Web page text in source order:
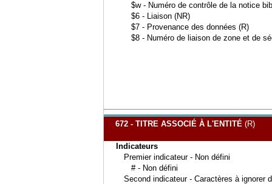
$w - Numéro de contrôle de la notice
$6 - Liaison (NR)
$7 - Provenance des données (R)
$8 - Numéro de liaison de zone et de
672 - TITRE ASSOCIÉ À L'ENTITÉ (R)
Indicateurs
Premier indicateur - Non défini
# - Non défini
Second indicateur - Caractères à ignorer